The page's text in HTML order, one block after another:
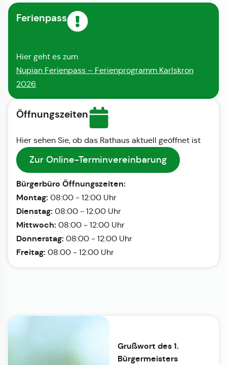
Ferienpass
Hier geht es zum
Nupian Ferienpass – Ferienprogramm Karlskron
2026
Öffnungszeiten
Hier sehen Sie, ob das Rathaus aktuell geöffnet ist
Zur Online-Terminvereinbarung
Bürgerbüro Öffnungszeiten:
Montag: 08:00 - 12:00 Uhr
Dienstag: 08:00 - 12:00 Uhr
Mittwoch: 08:00 - 12:00 Uhr
Donnerstag: 08:00 - 12:00 Uhr
Freitag: 08:00 - 12:00 Uhr
Grußwort des 1.
Bürgermeisters